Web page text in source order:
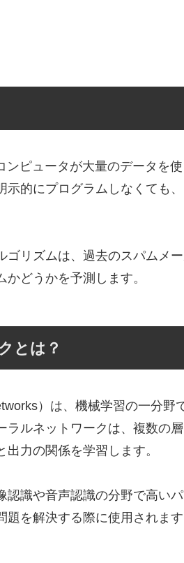
ピュータが大量のデータを
示的にプログラムしなくても
リズムは、過去のスパムメ
どうかを予測します。
とは？
）は、機械学習の一分野
ルネットワークは、複数の
力の関係を学習します。
識や音声認識の分野で高い
を解決する際に使用されます